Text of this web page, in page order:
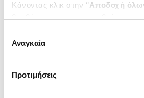
Κάνοντας κλικ στην ‘’Αποδοχή
ενδιαφέρουν και να επιλέξετε από
΄΄και να
συγκατάθεσης
Αναγκαία
Προτιμήσεις